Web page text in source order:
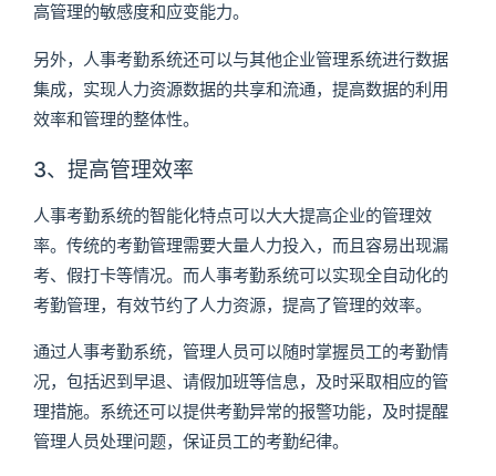
高管理的敏感度和应变能力。
另外，人事考勤系统还可以与其他企业管理系统进行数据
集成，实现人力资源数据的共享和流通，提高数据的利用
效率和管理的整体性。
3、提高管理效率
人事考勤系统的智能化特点可以大大提高企业的管理效
率。传统的考勤管理需要大量人力投入，而且容易出现漏
考、假打卡等情况。而人事考勤系统可以实现全自动化的
考勤管理，有效节约了人力资源，提高了管理的效率。
通过人事考勤系统，管理人员可以随时掌握员工的考勤情
况，包括迟到早退、请假加班等信息，及时采取相应的管
理措施。系统还可以提供考勤异常的报警功能，及时提醒
管理人员处理问题，保证员工的考勤纪律。